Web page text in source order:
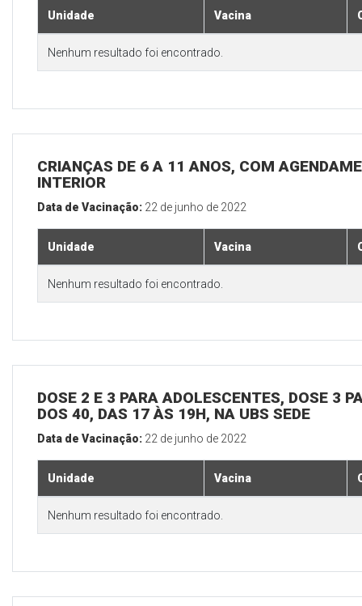
Unidade Vacina
Nenhum resultado foi encontrado.
CRIANÇAS DE 6 A 11 ANOS, COM
INTERIOR
Data de Vacinação: 22 de junho de 2022
Unidade Vacina
Nenhum resultado foi encontrado.
DOSE 2 E 3 PARA ADOLESCENTES, DOSE 3
DOS 40, DAS 17 ÀS 19H, NA UBS SEDE
Data de Vacinação: 22 de junho de 2022
Unidade Vacina
Nenhum resultado foi encontrado.